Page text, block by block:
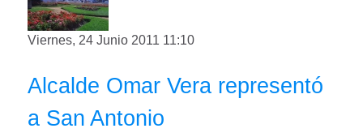
Viernes, 24 Junio 2011 11:10
Alcalde Omar Vera representó
a San Antonio